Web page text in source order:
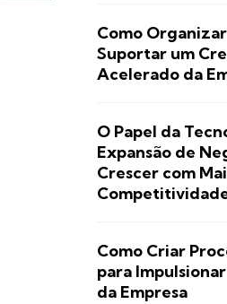
Como
Suportar um
Acelerado da
O Papel da
Expansão de
Crescer com
Como Criar
para
da Empresa